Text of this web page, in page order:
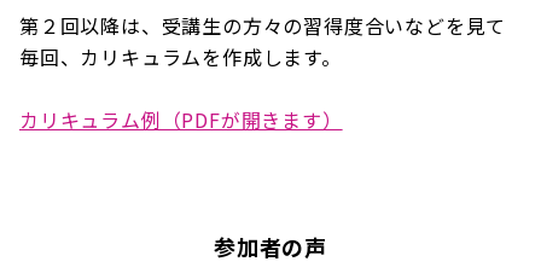
第２回以降は、受講生の方々の習得度合いなどを見て
毎回、カリキュラムを作成します。
カリキュラム例（PDFが開きます）
参加者の声